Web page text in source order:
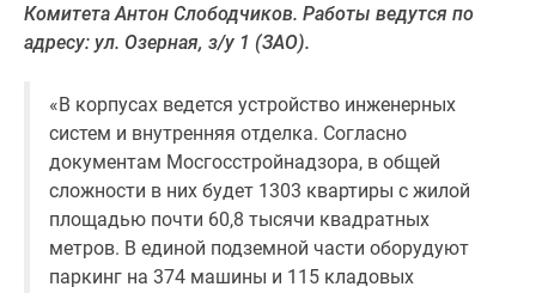
новостроек
Видеообзор
Экспертиза
новостроек
Экология
Москвы
Подмосковья
Студии
Комитета Антон Слободчиков. Работы ведутся по
адресу: ул. Озерная, з/у 1 (ЗАО).
«В корпусах ведется устройство инженерных
систем и внутренняя отделка. Согласно
документам Мосгосстройнадзора, в общей
сложности в них будет 1303 квартиры с жилой
площадью почти 60,8 тысячи квадратных
метров. В единой подземной части оборудуют
паркинг на 374 машины и 115 кладовых